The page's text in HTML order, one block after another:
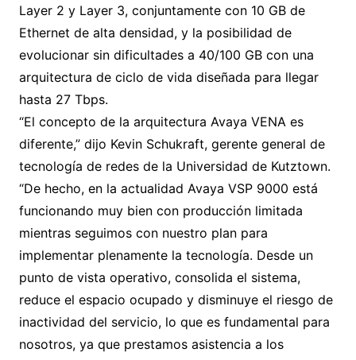
Layer 2 y Layer 3, conjuntamente con 10 GB de
Ethernet de alta densidad, y la posibilidad de
evolucionar sin dificultades a 40/100 GB con una
arquitectura de ciclo de vida diseñada para llegar
hasta 27 Tbps.
“El concepto de la arquitectura Avaya VENA es
diferente,” dijo Kevin Schukraft, gerente general de
tecnología de redes de la Universidad de Kutztown.
“De hecho, en la actualidad Avaya VSP 9000 está
funcionando muy bien con producción limitada
mientras seguimos con nuestro plan para
implementar plenamente la tecnología. Desde un
punto de vista operativo, consolida el sistema,
reduce el espacio ocupado y disminuye el riesgo de
inactividad del servicio, lo que es fundamental para
nosotros, ya que prestamos asistencia a los